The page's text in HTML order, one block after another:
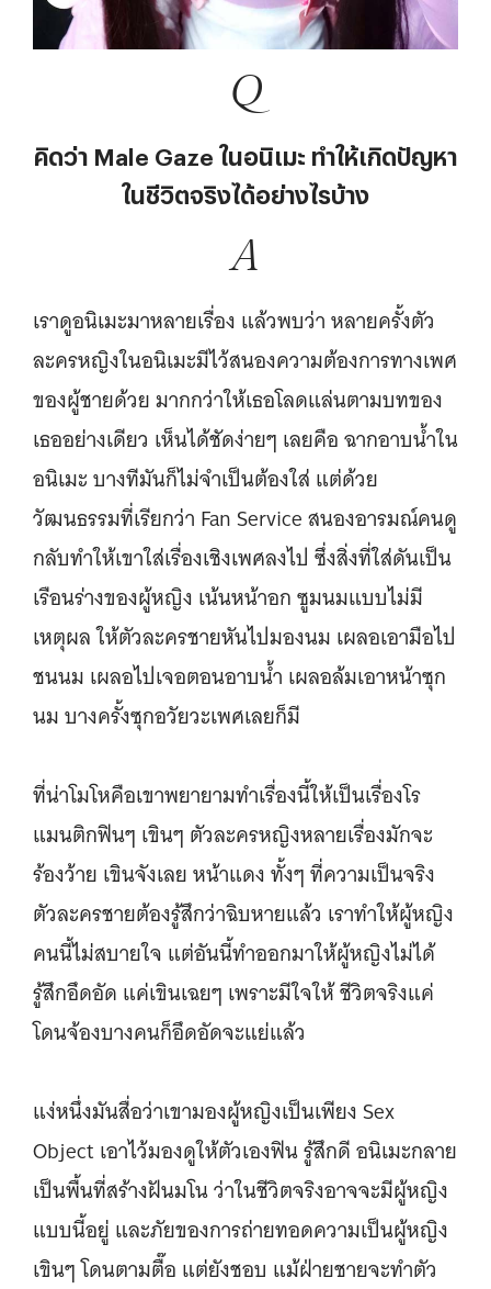
Q
คิดว่า Male Gaze ในอนิเมะ ทำให้เกิดปัญหา
ในชีวิตจริงได้อย่างไรบ้าง
A
เราดูอนิเมะมาหลายเรื่อง แล้วพบว่า หลายครั้งตัว
ละครหญิงในอนิเมะมีไว้สนองความต้องการทางเพศ
ของผู้ชายด้วย มากกว่าให้เธอโลดแล่นตามบทของ
เธออย่างเดียว เห็นได้ชัดง่ายๆ เลยคือ ฉากอาบน้ำใน
อนิเมะ บางทีมันก็ไม่จำเป็นต้องใส่ แต่ด้วย
วัฒนธรรมที่เรียกว่า Fan Service สนองอารมณ์คนดู
กลับทำให้เขาใส่เรื่องเชิงเพศลงไป ซึ่งสิ่งที่ใส่ดันเป็น
เรือนร่างของผู้หญิง เน้นหน้าอก ซูมนมแบบไม่มี
เหตุผล ให้ตัวละครชายหันไปมองนม เผลอเอามือไป
ชนนม เผลอไปเจอตอนอาบน้ำ เผลอล้มเอาหน้าซุก
นม บางครั้งซุกอวัยวะเพศเลยก็มี
ที่น่าโมโหคือเขาพยายามทำเรื่องนี้ให้เป็นเรื่องโร
แมนติกฟินๆ เขินๆ ตัวละครหญิงหลายเรื่องมักจะ
ร้องว้าย เขินจังเลย หน้าแดง ทั้งๆ ที่ความเป็นจริง
ตัวละครชายต้องรู้สึกว่าฉิบหายแล้ว เราทำให้ผู้หญิง
คนนี้ไม่สบายใจ แต่อันนี้ทำออกมาให้ผู้หญิงไม่ได้
รู้สึกอึดอัด แค่เขินเฉยๆ เพราะมีใจให้ ชีวิตจริงแค่
โดนจ้องบางคนก็อึดอัดจะแย่แล้ว
แง่หนึ่งมันสื่อว่าเขามองผู้หญิงเป็นเพียง Sex
Object เอาไว้มองดูให้ตัวเองฟิน รู้สึกดี อนิเมะกลาย
เป็นพื้นที่สร้างฝันมโน ว่าในชีวิตจริงอาจจะมีผู้หญิง
แบบนี้อยู่ และภัยของการถ่ายทอดความเป็นผู้หญิง
เขินๆ โดนตามตื๊อ แต่ยังชอบ แม้ฝ่ายชายจะทำตัว